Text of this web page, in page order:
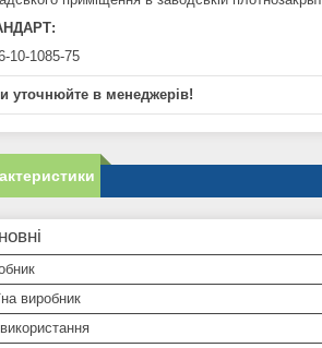
10-1085-75
уточнюйте в менеджерів!
виробник